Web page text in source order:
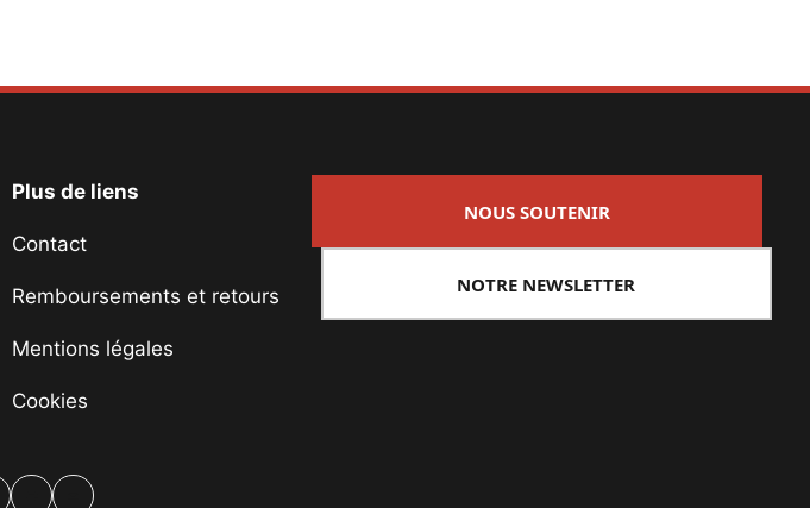
Plus de liens
Contact
Remboursements et retours
Mentions légales
Cookies
NOUS SOUTENIR
NOTRE NEWSLETTER